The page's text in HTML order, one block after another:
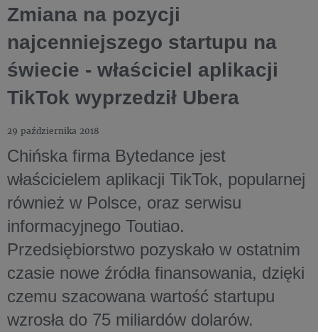
Zmiana na pozycji
najcenniejszego startupu na
świecie - właściciel aplikacji
TikTok wyprzedził Ubera
29 października 2018
Chińska firma Bytedance jest
właścicielem aplikacji TikTok, popularnej
również w Polsce, oraz serwisu
informacyjnego Toutiao.
Przedsiębiorstwo pozyskało w ostatnim
czasie nowe źródła finansowania, dzięki
czemu szacowana wartość startupu
wzrosła do 75 miliardów dolarów.